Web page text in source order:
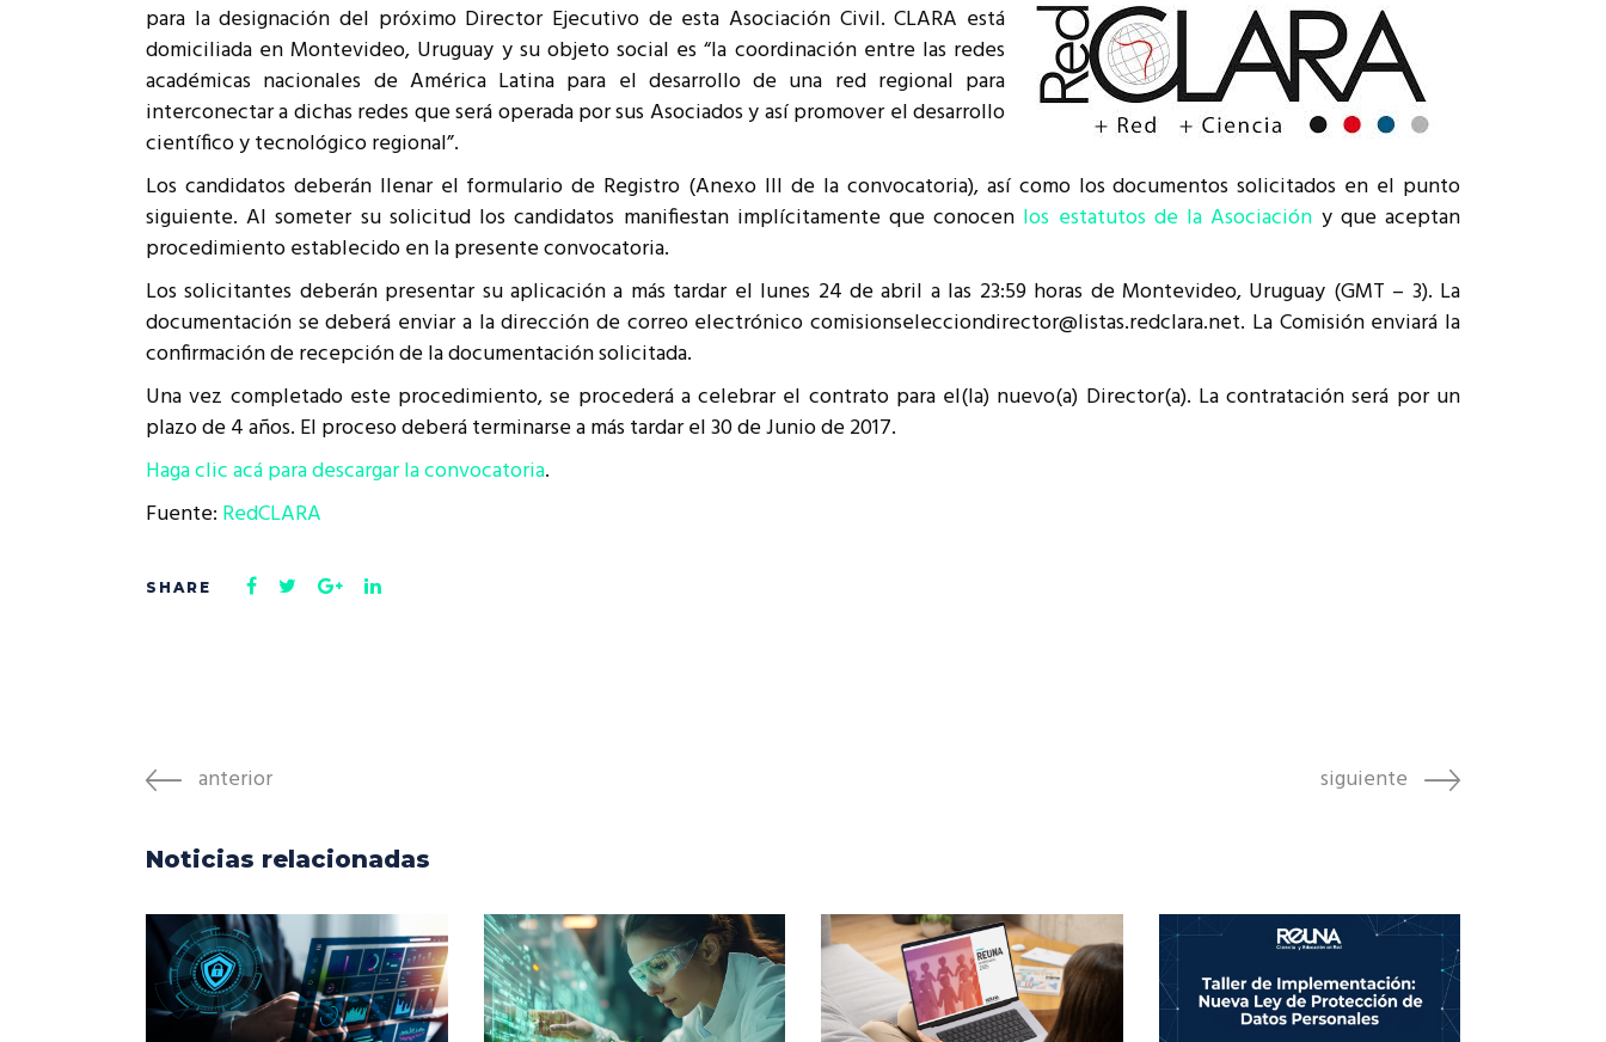
Cumplimiento Legal
Representantes Técnicos
Cómo integrarse a REUNA
para la designación del próximo Director Ejecutivo de esta Asociación Civil. CLARA está
domiciliada en Montevideo, Uruguay y su objeto social es “la coordinación entre las redes
académicas nacionales de América Latina para el desarrollo de una red regional para
interconectar a dichas redes que será operada por sus Asociados y así promover el desarrollo
científico y tecnológico regional”.
Los candidatos deberán llenar el formulario de Registro (Anexo III de la convocatoria), así como los documentos solicitados en el punto
siguiente. Al someter su solicitud los candidatos manifiestan implícitamente que conocen los estatutos de la Asociación y que aceptan
procedimiento establecido en la presente convocatoria.
Los solicitantes deberán presentar su aplicación a más tardar el lunes 24 de abril a las 23:59 horas de Montevideo, Uruguay (GMT – 3). La
documentación se deberá enviar a la dirección de correo electrónico comisionselecciondirector@listas.redclara.net. La Comisión enviará la
confirmación de recepción de la documentación solicitada.
Una vez completado este procedimiento, se procederá a celebrar el contrato para el(la) nuevo(a) Director(a). La contratación será por un
plazo de 4 años. El proceso deberá terminarse a más tardar el 30 de Junio de 2017.
Haga clic acá para descargar la convocatoria.
Fuente: RedCLARA
anterior siguiente
Noticias relacionadas